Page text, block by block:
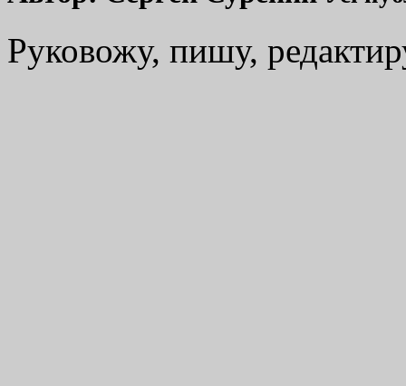
Руковожу, пишу,